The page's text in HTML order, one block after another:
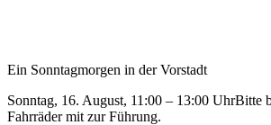
Ein Sonntagmorgen in der Vorstadt
Sonntag, 16. August, 11:00 – 13:00 UhrBitte
Fahrräder mit zur Führung.